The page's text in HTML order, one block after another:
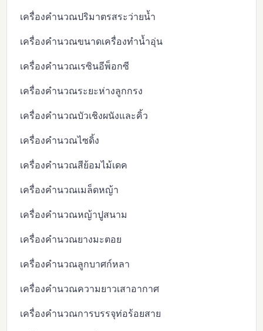
เครื่องคำนวณปริมาตรสระว่ายน้ำ
เครื่องคำนวณขนาดเครื่องทำน้ำอุ่น
เครื่องคำนวณเรซินอีพ็อกซี
เครื่องคำนวณระยะห่างลูกกรง
เครื่องคำนวณบัวเชิงผนังและคิ้ว
เครื่องคำนวณไซดิ้ง
เครื่องคำนวณสีย้อมไม้เดค
เครื่องคำนวณเมล็ดหญ้า
เครื่องคำนวณหญ้าปูสนาม
เครื่องคำนวณยางมะตอย
เครื่องคำนวณลูกบาศก์หลา
เครื่องคำนวณความยาวเสาอากาศ
เครื่องคำนวณการบรรจุท่อร้อยสาย